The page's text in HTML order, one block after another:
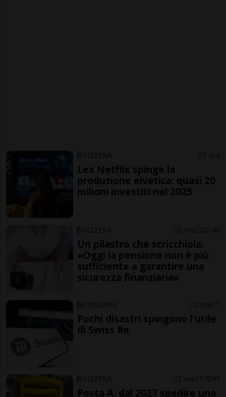
SVIZZERA 1 ora
Lex Netflix spinge la
produzione elvetica: quasi 20
milioni investiti nel 2025
SVIZZERA 2 ore 20 49
Un pilastro che scricchiola:
«Oggi la pensione non è più
sufficiente a garantire una
sicurezza finanziaria»
ECONOMIA 2 ore 1
Pochi disastri spingono l'utile
di Swiss Re
SVIZZERA 2 ore 17 91
Posta A, dal 2027 spedire una